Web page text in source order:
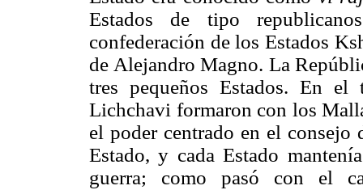
Estados de tipo
confederación de los Estados
de Alejandro Magno. La
tres pequeños Estados. En
Lichchavi formaron con los
el poder centrado en el consejo
Estado, y cada Estado
guerra; como pasó con el